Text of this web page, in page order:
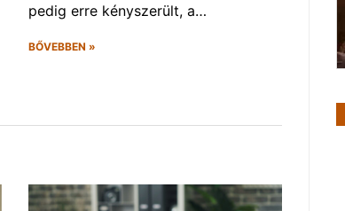
pedig erre kényszerült, a…
BŐVEBBEN »